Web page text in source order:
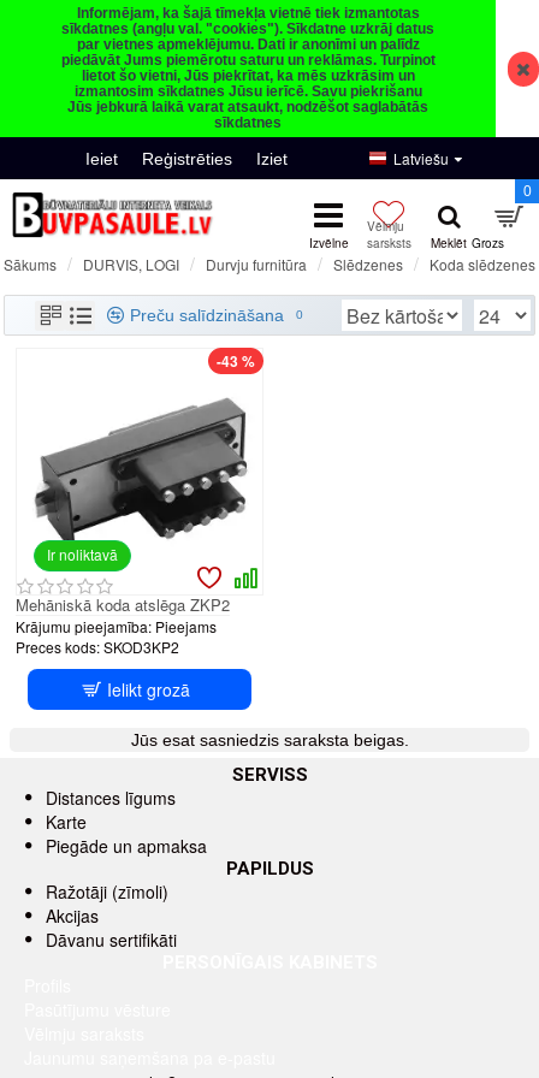
Informējam, ka šajā tīmekļa vietnē tiek izmantotas
sīkdatnes (angļu val. "cookies"). Sīkdatne uzkrāj datus
par vietnes apmeklējumu. Dati ir anonīmi un palīdz
piedāvāt Jums piemērotu saturu un reklāmas. Turpinot
lietot šo vietni, Jūs piekrītat, ka mēs uzkrāsim un
izmantosim sīkdatnes Jūsu ierīcē. Savu piekrišanu
Jūs jebkurā laikā varat atsaukt, nodzēšot saglabātās
sīkdatnes
Ieiet Reģistrēties Iziet Latviešu
0
Sākums DURVIS, LOGI Durvju furnitūra Slēdzenes Koda slēdzenes
Preču salīdzināšana
0
Ir noliktavā
-43 %
Krājumu pieejamība: Pieejams
Preces kods:SKOD3KP2
Mehāniskā koda atslēga ZKP2
Ielikt grozā
Jūs esat sasniedzis saraksta beigas.
SERVISS
Distances līgums
Karte
Piegāde un apmaksa
PAPILDUS
Ražotāji (zīmoli)
Akcijas
Dāvanu sertifikāti